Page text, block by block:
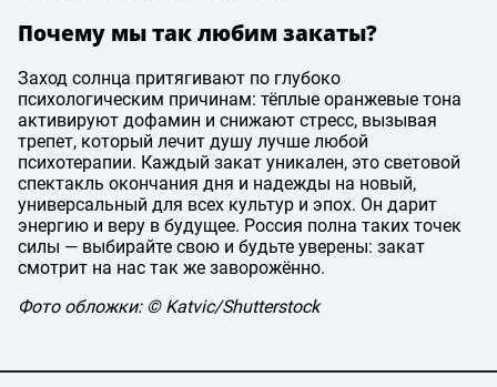
Почему мы так любим закаты?
Заход солнца притягивают по глубоко
психологическим причинам: тёплые оранжевые тона
активируют дофамин и снижают стресс, вызывая
трепет, который лечит душу лучше любой
психотерапии. Каждый закат уникален, это световой
спектакль окончания дня и надежды на новый,
универсальный для всех культур и эпох. Он дарит
энергию и веру в будущее. Россия полна таких точек
силы — выбирайте свою и будьте уверены: закат
смотрит на нас так же заворожённо.
Фото обложки: © Katvic/Shutterstock